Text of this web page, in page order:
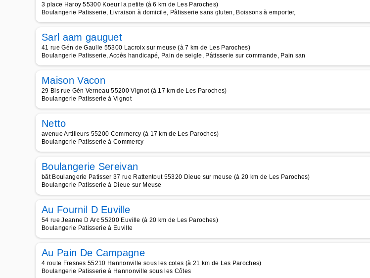
3 place Haroy 55300 Koeur la petite (à 6 km de Les Paroches)
Boulangerie Patisserie, Livraison à domicile, Pâtisserie sans gluten, Boissons à emporter,
Sarl aam gauguet
41 rue Gén de Gaulle 55300 Lacroix sur meuse (à 7 km de Les Paroches)
Boulangerie Patisserie, Accès handicapé, Pain de seigle, Pâtisserie sur commande, Pain san
Maison Vacon
29 Bis rue Gén Verneau 55200 Vignot (à 17 km de Les Paroches)
Boulangerie Patisserie à Vignot
Netto
avenue Artilleurs 55200 Commercy (à 17 km de Les Paroches)
Boulangerie Patisserie à Commercy
Boulangerie Sereivan
bât Boulangerie Patisser 37 rue Rattentout 55320 Dieue sur meuse (à 20 km de Les Paroches)
Boulangerie Patisserie à Dieue sur Meuse
Au Fournil D Euville
54 rue Jeanne D Arc 55200 Euville (à 20 km de Les Paroches)
Boulangerie Patisserie à Euville
Au Pain De Campagne
4 route Fresnes 55210 Hannonville sous les cotes (à 21 km de Les Paroches)
Boulangerie Patisserie à Hannonville sous les Côtes